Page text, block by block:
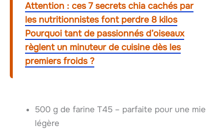
Attention : ces 7 secrets chia cachés par
les nutritionnistes font perdre 8 kilos
Pourquoi tant de passionnés d’oiseaux
règlent un minuteur de cuisine dès les
premiers froids ?
500 g de farine T45 – parfaite pour une mie
légère